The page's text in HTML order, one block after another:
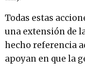
Todas estas
una extensión de
hecho referencia
apoyan en que la